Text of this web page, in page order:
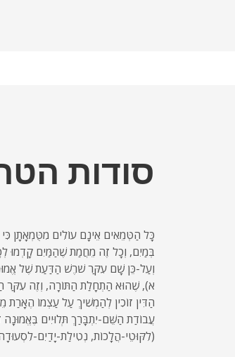
סודות
כָּל הַטְּמֵאִים אֵינָם עוֹלִים מִטֻּמְאָתָן
בְּמַיִם, וְכָל זֶה מֵחֲמַת שֶׁהַמַּיִם קָדְמוּ
וְעַל-כֵּן שָׁם עִקַּר שֹׁרֶשׁ הַדַּעַת שֶׁל
א), שֶׁהוּא הַתְחָלַת הַתּוֹרָה, וְזֶה עִקַּר
הַדִּין זוֹכִין לְהַמְשִׁיךְ עַל עַצְמוֹ
עֲבוֹדַת הַשֵּׁם-יִתְבָּרַךְ תְּלוּיִים בֶּאֱמוּנָה
(לִקּוּטֵי-הֲלָכוֹת, נְטִילַת-יָדַיִם-